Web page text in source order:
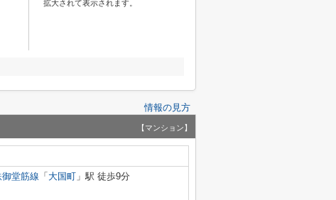
拡大されて表示されます。
情報の見方
【マンション】
堂筋線 「 大国町 」駅 徒歩9分